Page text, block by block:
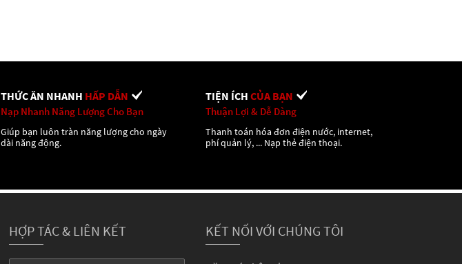
THỨC ĂN NHANH HẤP DẪN
Nạp Nhanh Năng Lượng Cho Bạn
Giúp bạn luôn tràn năng lượng cho ngày
dài năng động.
TIỆN ÍCH CỦA BẠN
Thuận Lợi & Dễ Dàng
Thanh toán hóa đơn điện nước, internet,
phí quản lý, ... Nạp thẻ điện thoại.
HỢP TÁC & LIÊN KẾT KẾT NỐI VỚI CHÚNG TÔI